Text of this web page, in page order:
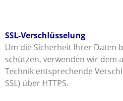
SSL-Verschlüsselung
Um die Sicherheit Ihrer Daten
schützen, verwenden wir dem
Technik entsprechende
SSL) über HTTPS.